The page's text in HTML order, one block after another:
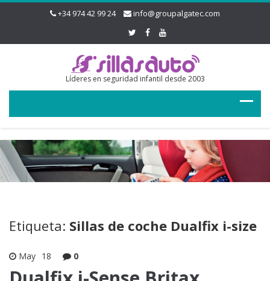
+34 974 42 99 24 info@groupalgatec.com
Líderes en seguridad infantil desde 2003
Etiqueta: Sillas de coche Dualfix i-size
May 18 0